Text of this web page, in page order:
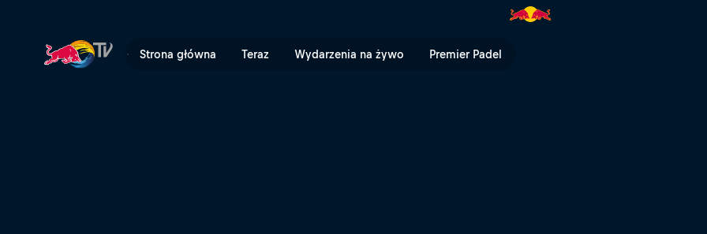
Strona główna Teraz Wydarzenia na żywo Premier Padel
From Avoriaz with Love - loty na nartach nad alpesjkim